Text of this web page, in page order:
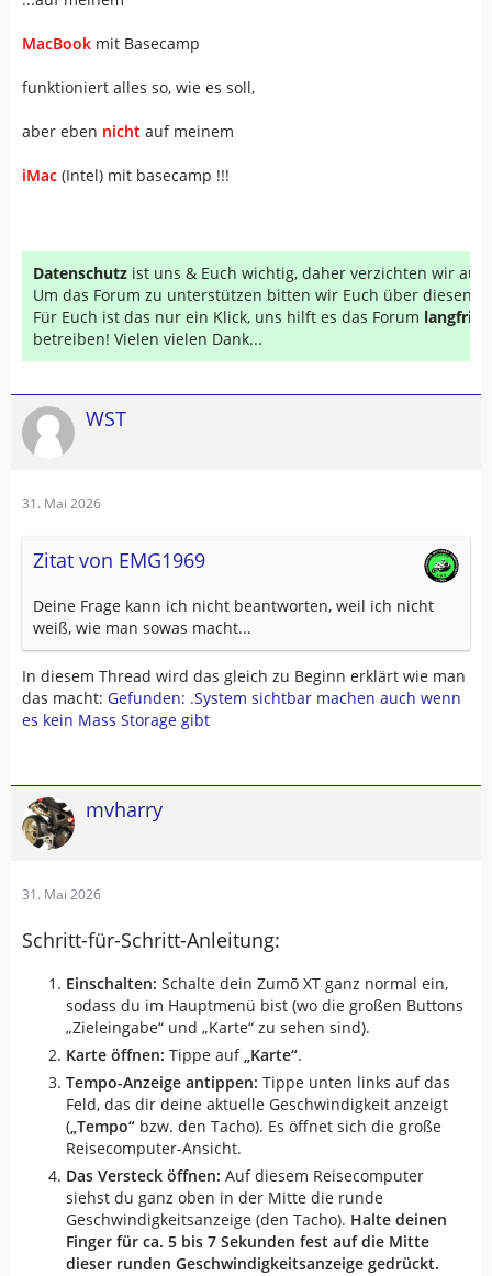
MacBook mit Basecamp
funktioniert alles so, wie es soll,
aber eben nicht auf meinem
iMac (Intel) mit basecamp !!!
Datenschutz ist uns & Euch wichtig, daher verzichten wir auf
Um das Forum zu unterstützen bitten wir Euch über diesen
Für Euch ist das nur ein Klick, uns hilft es das Forum
betreiben! Vielen vielen Dank...
WST
31. Mai 2026
Zitat von EMG1969
Deine Frage kann ich nicht beantworten, weil ich nicht
weiß, wie man sowas macht...
In diesem Thread wird das gleich zu Beginn erklärt wie man
das macht: Gefunden: .System sichtbar machen auch wenn
es kein Mass Storage gibt
mvharry
31. Mai 2026
Schritt-für-Schritt-Anleitung:
Einschalten: Schalte dein Zumō XT ganz normal ein,
sodass du im Hauptmenü bist (wo die großen Buttons
„Zieleingabe“ und „Karte“ zu sehen sind).
Karte öffnen: Tippe auf„Karte“.
Tempo-Anzeige antippen: Tippe unten links auf das
Feld, das dir deine aktuelle Geschwindigkeit anzeigt
(„Tempo“ bzw. den Tacho). Es öffnet sich die große
Reisecomputer-Ansicht.
Das Versteck öffnen: Auf diesem Reisecomputer
siehst du ganz oben in der Mitte die runde
Geschwindigkeitsanzeige (den Tacho). Halte deinen
Finger für ca. 5 bis 7 Sekunden fest auf die Mitte
dieser runden Geschwindigkeitsanzeige gedrückt.